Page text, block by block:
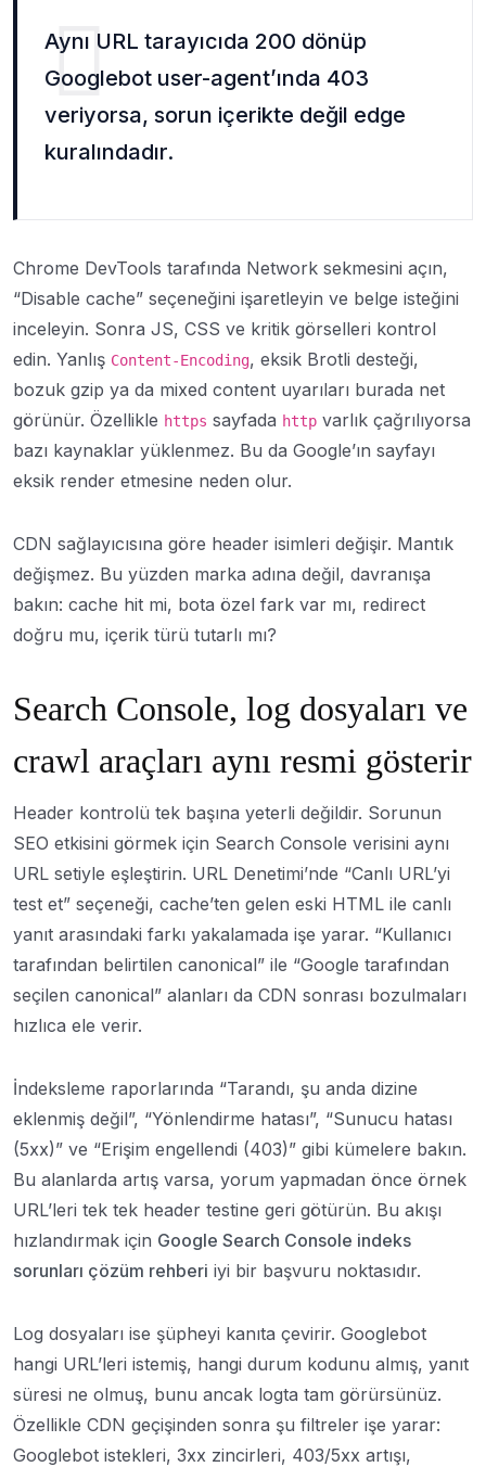
Aynı URL tarayıcıda 200 dönüp
Googlebot user-agent’ında 403
veriyorsa, sorun içerikte değil edge
kuralındadır.
Chrome DevTools tarafında Network sekmesini açın,
“Disable cache” seçeneğini işaretleyin ve belge isteğini
inceleyin. Sonra JS, CSS ve kritik görselleri kontrol
edin. Yanlış Content-Encoding, eksik Brotli desteği,
bozuk gzip ya da mixed content uyarıları burada net
görünür. Özellikle https sayfada http varlık çağrılıyorsa
bazı kaynaklar yüklenmez. Bu da Google’ın sayfayı
eksik render etmesine neden olur.
CDN sağlayıcısına göre header isimleri değişir. Mantık
değişmez. Bu yüzden marka adına değil, davranışa
bakın: cache hit mi, bota özel fark var mı, redirect
doğru mu, içerik türü tutarlı mı?
Search Console, log dosyaları ve
crawl araçları aynı resmi gösterir
Header kontrolü tek başına yeterli değildir. Sorunun
SEO etkisini görmek için Search Console verisini aynı
URL setiyle eşleştirin. URL Denetimi’nde “Canlı URL’yi
test et” seçeneği, cache’ten gelen eski HTML ile canlı
yanıt arasındaki farkı yakalamada işe yarar. “Kullanıcı
tarafından belirtilen canonical” ile “Google tarafından
seçilen canonical” alanları da CDN sonrası bozulmaları
hızlıca ele verir.
İndeksleme raporlarında “Tarandı, şu anda dizine
eklenmiş değil”, “Yönlendirme hatası”, “Sunucu hatası
(5xx)” ve “Erişim engellendi (403)” gibi kümelere bakın.
Bu alanlarda artış varsa, yorum yapmadan önce örnek
URL’leri tek tek header testine geri götürün. Bu akışı
hızlandırmak için Google Search Console indeks
sorunları çözüm rehberi iyi bir başvuru noktasıdır.
Log dosyaları ise şüpheyi kanıta çevirir. Googlebot
hangi URL’leri istemiş, hangi durum kodunu almış, yanıt
süresi ne olmuş, bunu ancak logta tam görürsünüz.
Özellikle CDN geçişinden sonra şu filtreler işe yarar:
Googlebot istekleri, 3xx zincirleri, 403/5xx artışı,